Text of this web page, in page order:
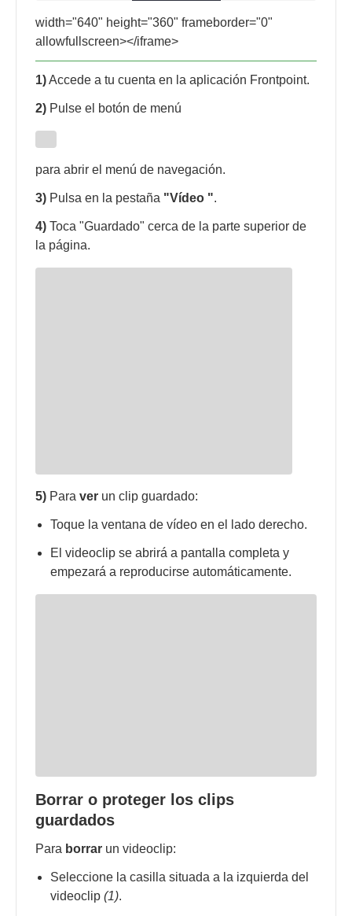
width="640" height="360" frameborder="0"
allowfullscreen></iframe>
1)Accede a tu cuenta en la aplicación Frontpoint.
2) Pulse el botón de menú
para abrir el menú de navegación.
3) Pulsa en la pestaña "Vídeo ".
4) Toca "Guardado" cerca de la parte superior de
la página.
5) Para ver un clip guardado:
Toque la ventana de vídeo en el lado derecho.
El videoclip se abrirá a pantalla completa y
empezará a reproducirse automáticamente.
Borrar o proteger los clips
guardados
Para borrar un videoclip:
Seleccione la casilla situada a la izquierda del
videoclip(1).